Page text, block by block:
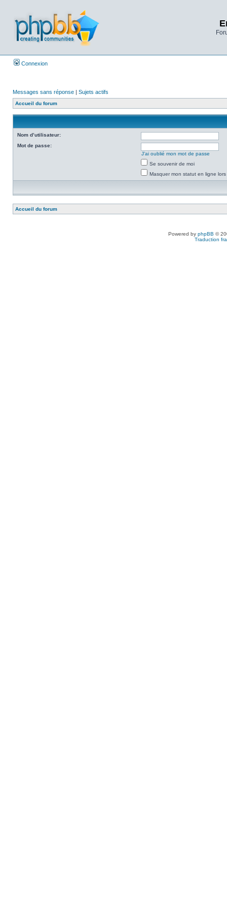
Connexion
Messages sans réponse | Sujets actifs
Accueil du forum
Nom d’utilisateur:
Mot de passe:
J’ai oublié mon mot de passe
Se souvenir de moi
Masquer mon statut en ligne
Accueil du forum
Powered by phpBB ©
Traduction